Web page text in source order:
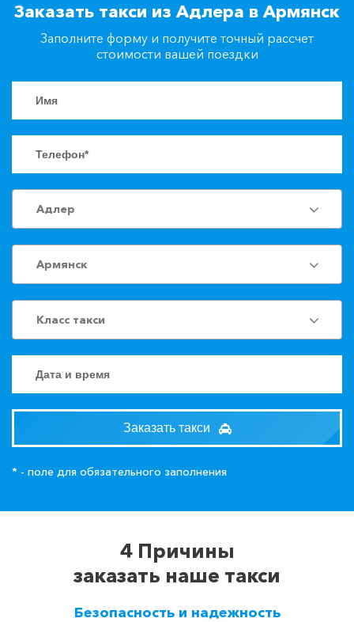
+7(861)217-90-04
Заказать такси из Адлера в Армянск
Заполните форму и получите точный рассчет
стоимости вашей поездки
Адлер
Армянск
Класс такси
Заказать такси
* - поле для обязательного заполнения
4 Причины
заказать наше такси
Безопасность и надежность